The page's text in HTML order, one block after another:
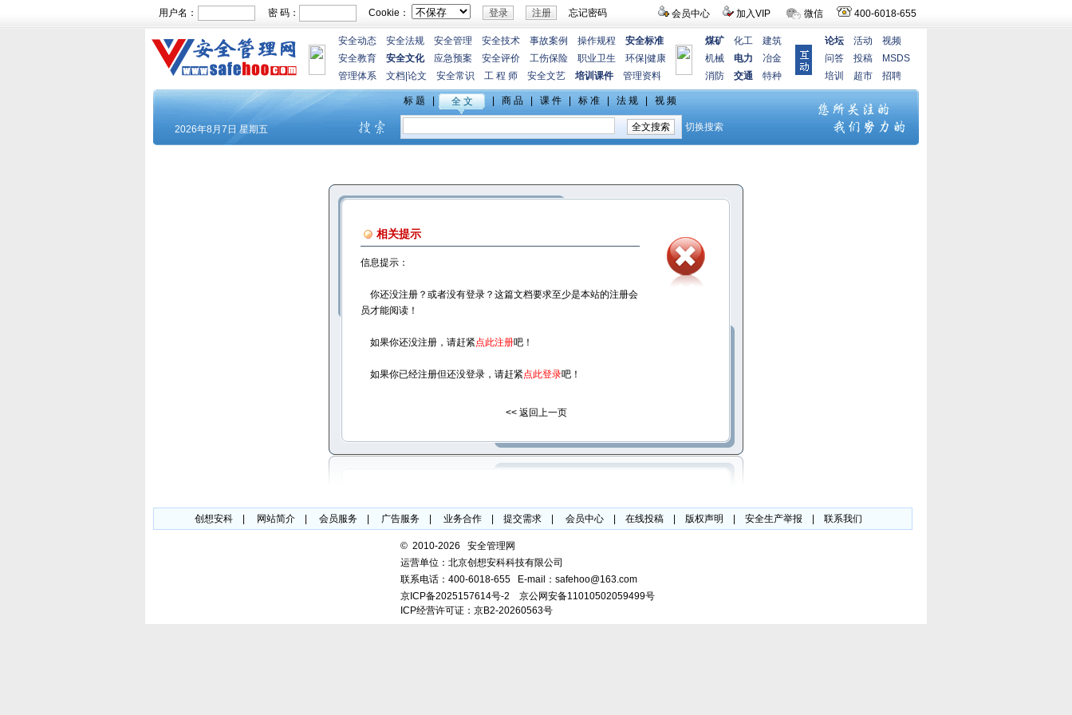
会员中心 加入VIP 微信 400-6018-655
用户名： 密 码： Cookie： 忘记密码
安全动态 安全法规 安全管理 安全技术 事故案例 操作规程
安全标准
安全教育
安全文化 应急预案 安全评价 工伤保险 职业卫生 环保 健康
管理体系
文档 论文 安全常识 工 程 师 安全文艺 培训课件 管理资料
煤矿 化工
建筑
机械
电力
冶金
消防
交通 特种
论坛 活动
视频
问答
投稿
MSDS
培训
超市 招聘
相关提示
信息提示：
你还没注册？或者没有登录？这篇文档要求至少是本站的注册会
员才能阅读！
如果你还没注册，请赶紧点此注册吧！
如果你已经注册但还没登录，请赶紧点此登录吧！
<< 返回上一页
创想安科| 网站简介| 会员服务| 广告服务| 业务合作| 提交需求| 会员中心| 在线投稿| 版权声明 安全生产举报 联系我们
© 2010-2026 安全管理网
运营单位：北京创想安科科技有限公司
联系电话： 400-6018-655 E-mail：safehoo@163.com
京ICP备2025157614号-2
京公网安备11010502059499号
ICP经营许可证：京B2-20260563号